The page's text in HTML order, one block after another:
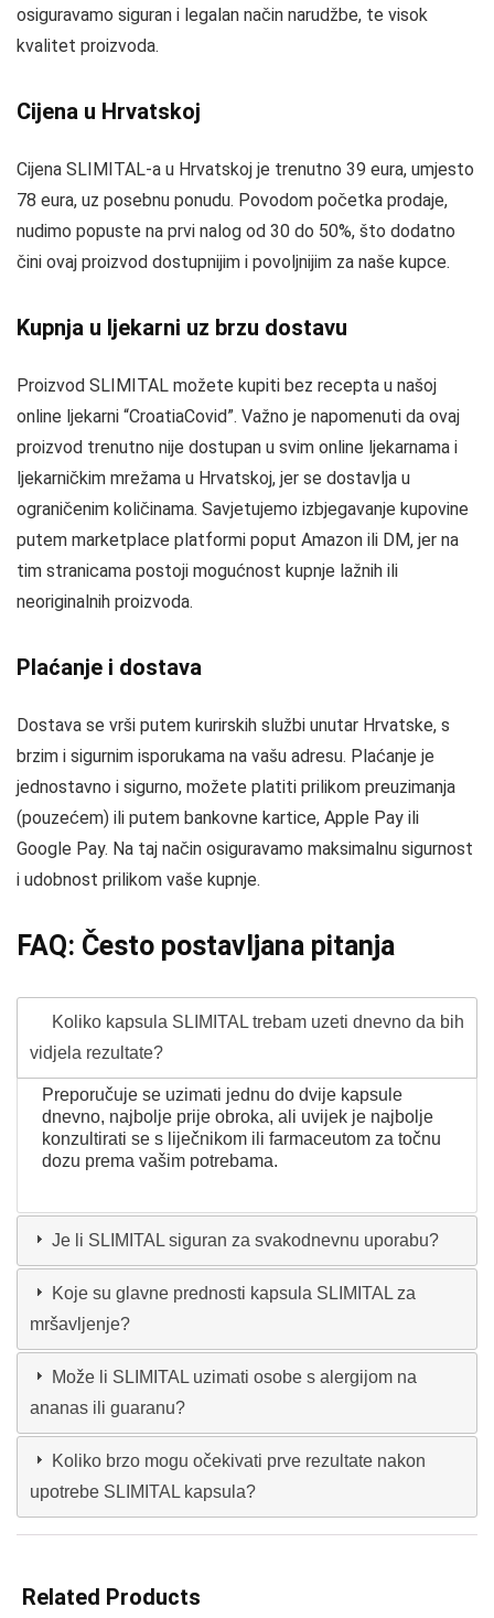
osiguravamo siguran i legalan način narudžbe, te visok
kvalitet proizvoda.
Cijena u Hrvatskoj
Cijena SLIMITAL-a u Hrvatskoj je trenutno 39 eura, umjesto
78 eura, uz posebnu ponudu. Povodom početka prodaje,
nudimo popuste na prvi nalog od 30 do 50%, što dodatno
čini ovaj proizvod dostupnijim i povoljnijim za naše kupce.
Kupnja u ljekarni uz brzu dostavu
Proizvod SLIMITAL možete kupiti bez recepta u našoj
online ljekarni “CroatiaCovid”. Važno je napomenuti da ovaj
proizvod trenutno nije dostupan u svim online ljekarnama i
ljekarničkim mrežama u Hrvatskoj, jer se dostavlja u
ograničenim količinama. Savjetujemo izbjegavanje kupovine
putem marketplace platformi poput Amazon ili DM, jer na
tim stranicama postoji mogućnost kupnje lažnih ili
neoriginalnih proizvoda.
Plaćanje i dostava
Dostava se vrši putem kurirskih službi unutar Hrvatske, s
brzim i sigurnim isporukama na vašu adresu. Plaćanje je
jednostavno i sigurno, možete platiti prilikom preuzimanja
(pouzećem) ili putem bankovne kartice, Apple Pay ili
Google Pay. Na taj način osiguravamo maksimalnu sigurnost
i udobnost prilikom vaše kupnje.
FAQ: Često postavljana pitanja
Koliko kapsula SLIMITAL trebam uzeti dnevno da bih
vidjela rezultate?
Preporučuje se uzimati jednu do dvije kapsule
dnevno, najbolje prije obroka, ali uvijek je najbolje
konzultirati se s liječnikom ili farmaceutom za točnu
dozu prema vašim potrebama.
Je li SLIMITAL siguran za svakodnevnu uporabu?
Koje su glavne prednosti kapsula SLIMITAL za
mršavljenje?
Može li SLIMITAL uzimati osobe s alergijom na
ananas ili guaranu?
Koliko brzo mogu očekivati prve rezultate nakon
upotrebe SLIMITAL kapsula?
Related Products